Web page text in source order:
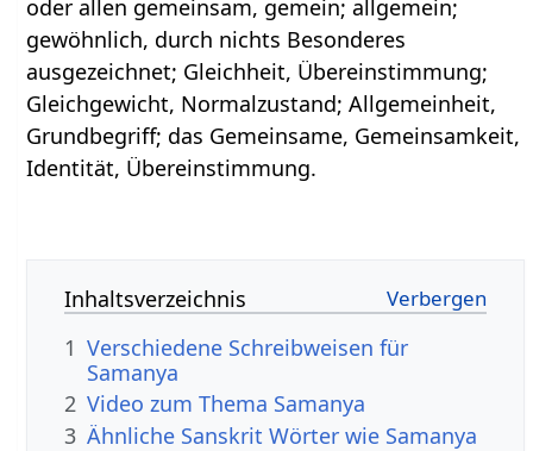
oder allen gemeinsam, gemein; allgemein;
gewöhnlich, durch nichts Besonderes
ausgezeichnet; Gleichheit, Übereinstimmung;
Gleichgewicht, Normalzustand; Allgemeinheit,
Grundbegriff; das Gemeinsame, Gemeinsamkeit,
Identität, Übereinstimmung.
Inhaltsverzeichnis
1 Verschiedene Schreibweisen für
Samanya
2 Video zum Thema Samanya
3 Ähnliche Sanskrit Wörter wie Samanya